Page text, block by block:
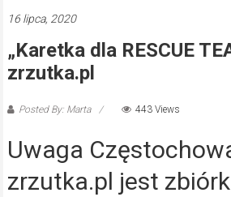
16 lipca, 2020
„Karetka dla RESCUE
zrzutka.pl
Posted By: Marta 443 Views
Uwaga
zrzutka.pl jest